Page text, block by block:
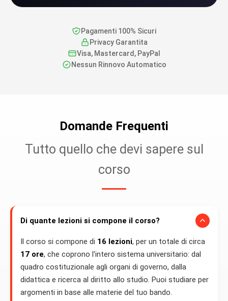
Pagamenti 100% Sicuri
Privacy Garantita
Visa, Mastercard, PayPal
Nessun Rinnovo Automatico
Domande Frequenti
Tutto quello che devi sapere sul
corso
Di quante lezioni si compone il corso?
Il corso si compone di 16 lezioni, per un totale di circa
17 ore, che coprono l'intero sistema universitario: dal
quadro costituzionale agli organi di governo, dalla
didattica e ricerca al diritto allo studio. Puoi studiare per
argomenti in base alle materie del tuo bando.